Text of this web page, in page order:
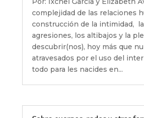
complejidad de las relaciones
construcción de la intimidad,
agresiones, los altibajos y la
descubrir(nos), hoy más que
atravesados por el uso del
todo para les nacides en...